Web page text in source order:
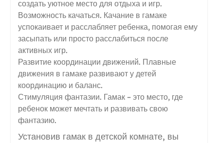
создать уютное место для отдыха и игр.
Возможность качаться. Качание в гамаке
успокаивает и расслабляет ребенка, помогая ему
засыпать или просто расслабиться после
активных игр.
Развитие координации движений. Плавные
движения в гамаке развивают у детей
координацию и баланс.
Стимуляция фантазии. Гамак – это место, где
ребенок может мечтать и развивать свою
фантазию.
Установив гамак в детской комнате, вы